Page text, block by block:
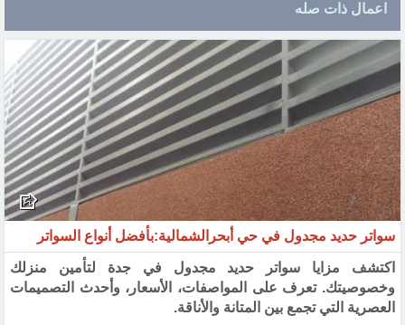
اعمال ذات صله
سواتر حديد مجدول في حي أبحرالشمالية:بأفضل أنواع السواتر
اكتشف مزايا سواتر حديد مجدول في جدة لتأمين منزلك
وخصوصيتك. تعرف على المواصفات، الأسعار، وأحدث التصميمات
العصرية التي تجمع بين المتانة والأناقة.